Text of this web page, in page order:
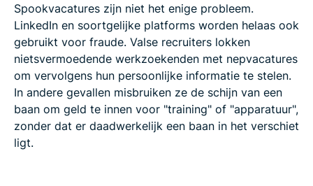
Spookvacatures zijn niet het enige probleem.
LinkedIn en soortgelijke platforms worden helaas ook
gebruikt voor fraude. Valse recruiters lokken
nietsvermoedende werkzoekenden met nepvacatures
om vervolgens hun persoonlijke informatie te stelen.
In andere gevallen misbruiken ze de schijn van een
baan om geld te innen voor "training" of "apparatuur",
zonder dat er daadwerkelijk een baan in het verschiet
ligt.